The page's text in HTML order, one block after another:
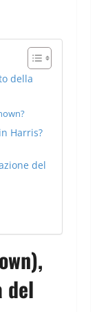
della
Harris?
del
del